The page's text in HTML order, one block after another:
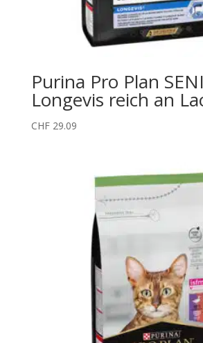
Purina Pro Plan
Longevis reich an
CHF29.09